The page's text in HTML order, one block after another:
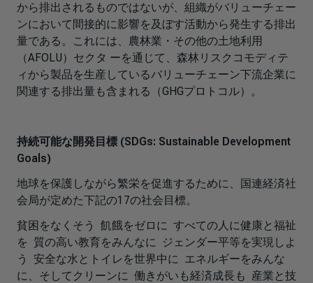
から排出されるものではないが、組織がバリューチェー
ンにおいて間接的に影響を及ぼす活動から発生する排出
量である。これには、農林業・その他の土地利用
（AFOLU）セクタ ーを通じて、森林リスクコモディテ
ィから製品を生産しているバリューチェーン下流企業に
関連する排出量も含まれる（GHGプロトコル）。
持続可能な開発目標 (SDGs: Sustainable Development
Goals)
地球を保護しながら繁栄を促進するために、国連経済社
会局が定めた下記の17の社会目標。
貧困をなくそう 飢餓をゼロに すべての人に健康と福祉
を 質の高い教育をみんなに ジェンダー平等を実現しよ
う 安全な水とトイレを世界中に エネルギーをみんな
に、そしてクリーンに 働きがいも経済成長も 産業と技